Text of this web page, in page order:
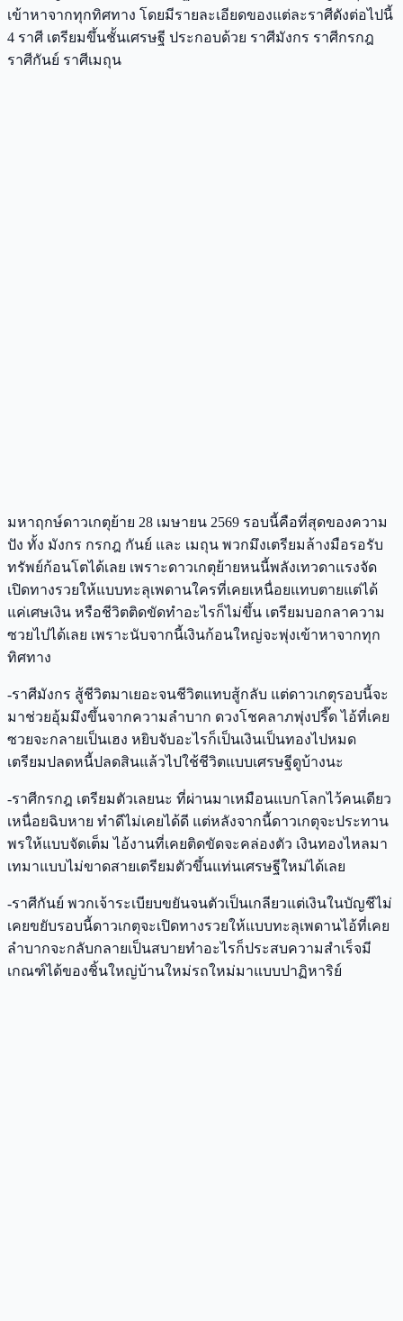
เข้าหาจากทุกทิศทาง โดยมีรายละเอียดของแต่ละราศีดังต่อไปนี้
4 ราศี เตรียมขึ้นชั้นเศรษฐี ประกอบด้วย ราศีมังกร ราศีกรกฎ
ราศีกันย์ ราศีเมถุน
มหาฤกษ์ดาวเกตุย้าย 28 เมษายน 2569 รอบนี้คือที่สุดของความ
ปัง ทั้ง มังกร กรกฎ กันย์ และ เมถุน พวกมึงเตรียมล้างมือรอรับ
ทรัพย์ก้อนโตได้เลย เพราะดาวเกตุย้ายหนนี้พลังเทวดาแรงจัด
เปิดทางรวยให้แบบทะลุเพดานใครที่เคยเหนื่อยแทบตายแต่ได้
แค่เศษเงิน หรือชีวิตติดขัดทำอะไรก็ไม่ขึ้น เตรียมบอกลาความ
ซวยไปได้เลย เพราะนับจากนี้เงินก้อนใหญ่จะพุ่งเข้าหาจากทุก
ทิศทาง
-ราศีมังกร สู้ชีวิตมาเยอะจนชีวิตแทบสู้กลับ แต่ดาวเกตุรอบนี้จะ
มาช่วยอุ้มมึงขึ้นจากความลำบาก ดวงโชคลาภพุ่งปรี๊ด ไอ้ที่เคย
ซวยจะกลายเป็นเฮง หยิบจับอะไรก็เป็นเงินเป็นทองไปหมด
เตรียมปลดหนี้ปลดสินแล้วไปใช้ชีวิตแบบเศรษฐีดูบ้างนะ
-ราศีกรกฎ เตรียมตัวเลยนะ ที่ผ่านมาเหมือนแบกโลกไว้คนเดียว
เหนื่อยฉิบหาย ทำดีไม่เคยได้ดี แต่หลังจากนี้ดาวเกตุจะประทาน
พรให้แบบจัดเต็ม ไอ้งานที่เคยติดขัดจะคล่องตัว เงินทองไหลมา
เทมาแบบไม่ขาดสายเตรียมตัวขึ้นแท่นเศรษฐีใหม่ได้เลย
-ราศีกันย์ พวกเจ้าระเบียบขยันจนตัวเป็นเกลียวแต่เงินในบัญชีไม่
เคยขยับรอบนี้ดาวเกตุจะเปิดทางรวยให้แบบทะลุเพดานไอ้ที่เคย
ลำบากจะกลับกลายเป็นสบายทำอะไรก็ประสบความสำเร็จมี
เกณฑ์ได้ของชิ้นใหญ่บ้านใหม่รถใหม่มาแบบปาฏิหาริย์